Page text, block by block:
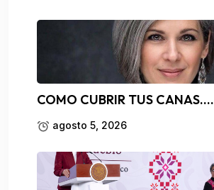
COMO CUBRIR TUS CANAS….
agosto 5, 2026